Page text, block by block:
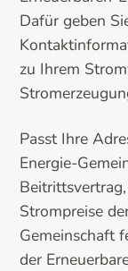
Dafür geben
zu Ihrem
Passt Ihre
Energie-
Strompreise
Gemeinschaft
der